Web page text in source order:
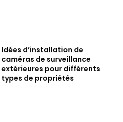
Idées d’installation de
caméras de surveillance
extérieures pour différents
types de propriétés